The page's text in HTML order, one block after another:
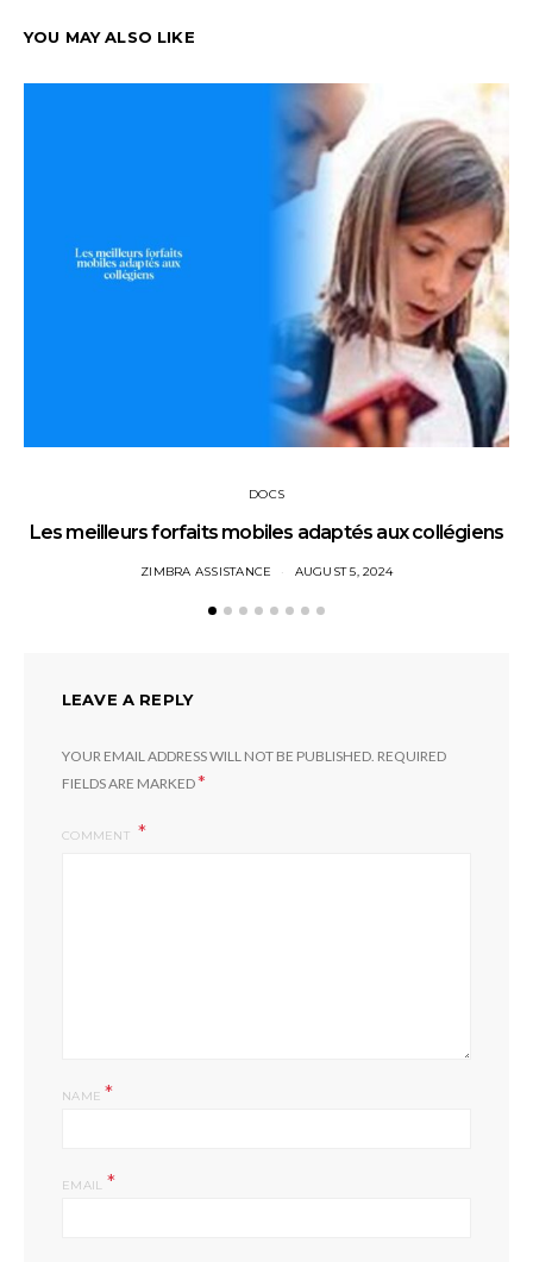
YOU MAY ALSO LIKE
DOCS
Les meilleurs forfaits mobiles adaptés aux collégiens
ZIMBRA ASSISTANCE AUGUST 5, 2024
LEAVE A REPLY
YOUR EMAIL ADDRESS WILL NOT BE PUBLISHED. REQUIRED
FIELDS ARE MARKED*
COMMENT
NAME *
EMAIL *